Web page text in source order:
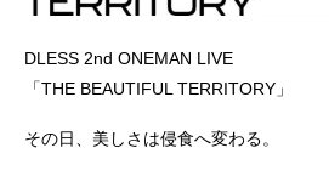
DLESS 2nd ONEMAN LIVE
「THE BEAUTIFUL TERRITORY」
その日、美しさは侵食へ変わる。